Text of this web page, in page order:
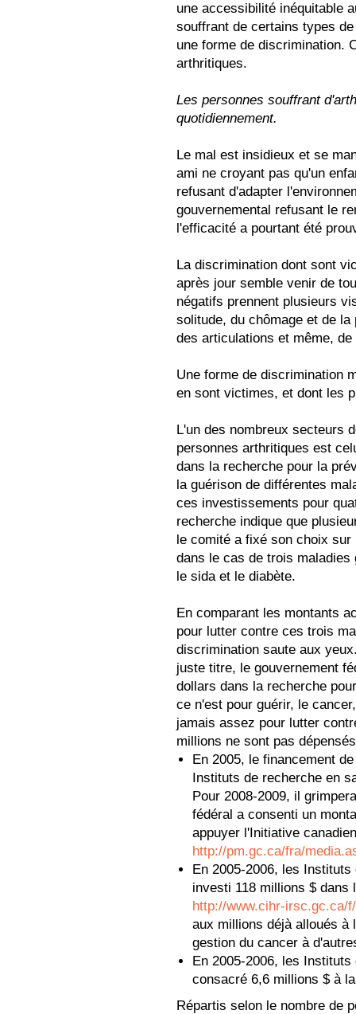
une accessibilité inéquitable
souffrant de certains types
une forme de discrimination.
arthritiques.
Les personnes souffrant
quotidiennement.
Le mal est insidieux et se
ami ne croyant pas qu'un
refusant d'adapter
gouvernemental refusant le
l'efficacité a pourtant été
La discrimination dont sont
après jour semble venir de
négatifs prennent plusieurs
solitude, du chômage et de
des articulations et même,
Une forme de discrimination
en sont victimes, et dont les
L'un des nombreux secteurs
personnes arthritiques est
dans la recherche pour la
la guérison de différentes
ces investissements pour
recherche indique que
le comité a fixé son choix
dans le cas de trois
le sida et le diabète.
En comparant les montants
pour lutter contre ces trois
discrimination saute aux
juste titre, le gouvernement
dollars dans la recherche
ce n'est pour guérir, le
jamais assez pour lutter
millions ne sont pas
En 2005, le financement
Instituts de recherche en
Pour 2008-2009, il
fédéral a consenti un
appuyer l'Initiative
http://pm.gc.ca/fra/
En 2005-2006, les
investi 118 millions $
http://www.cihr-irsc.gc.ca/
aux millions déjà alloués à
gestion du cancer à
En 2005-2006, les
consacré 6,6 millions $ à
Répartis selon le nombre de